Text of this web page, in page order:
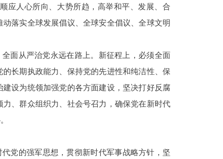
应人心所向、大势所趋，高举和平、发展、合
落实全球发展倡议、全球安全倡议、全球文明
全面从严治党永远在路上。新征程上，必须全面
长期执政能力、保持党的先进性和纯洁性、保
设为统领加强党的各方面建设，坚决打好反腐
、群众组织力、社会号召力，确保党在新时代
党的强军思想，贯彻新时代军事战略方针，坚